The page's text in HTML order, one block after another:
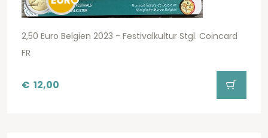
2,50 Euro Belgien 2023 - Festivalkultur Stgl. Coincard
FR
€ 12,00